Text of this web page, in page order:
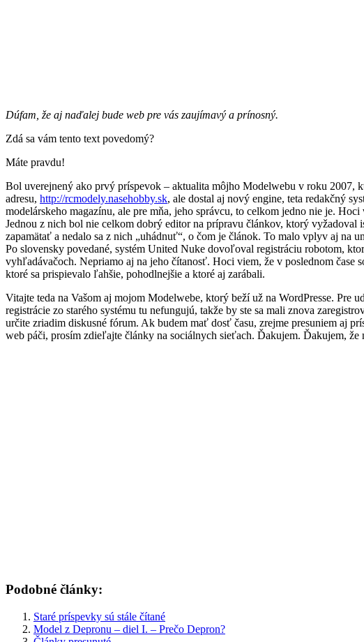
Dúfam, že aj naďalej bude web pre vás zaujímavý a prínosný.
Zdá sa vám tento text povedomý?
Máte pravdu!
Bol uverejnený ako prvý príspevok – aktualita môjho Modelwebu v roku 2007,
adresu, http://rcmodely.nasehobby.sk, ale dostal aj nový engine, teta redakčný
modelárskeho magazínu, ale pre mňa, jeho správcu, to celkom jedno nie je.
Jednou z nich bol nie celkom dobrý editor na prípravu článkov, ktorý
zapamätať a nedalo sa z nich „uhádnuť“, o čom je článok. To malo vplyv aj na
Po slovensky povedané, systém United Nuke dovoľoval registráciu robotom,
vyhľadávačoch. Nepriamo aj na jeho čítanosť. Hoci viem, že v poslednom čase
ktoré sa prispievalo ľahšie, pohodlnejšie a ktoré aj zarábali.
Vitajte teda na Vašom aj mojom Modelwebe, ktorý beží už na WordPresse. Pre
registrácie zo starého systému tu nefungujú, takže by ste sa mali znova
určite zriadim diskusné fórum. Ak budem mať dosť času, zrejme presuniem aj
web páči, prosím zdieľajte články na sociálnych sieťach. Ďakujem. Ďakujem,
Podobné články:
Staré príspevky sú stále čítané
Model z Depronu – diel I. – Prečo Depron?